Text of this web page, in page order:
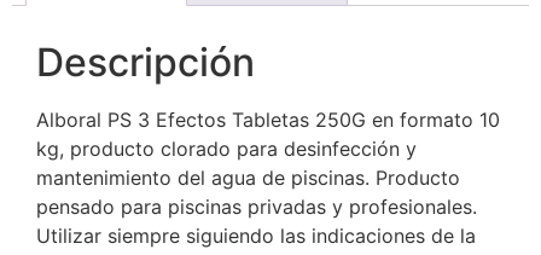
Descripción
Alboral PS 3 Efectos Tabletas 250G en formato 10
kg, producto clorado para desinfección y
mantenimiento del agua de piscinas. Producto
pensado para piscinas privadas y profesionales.
Utilizar siempre siguiendo las indicaciones de la